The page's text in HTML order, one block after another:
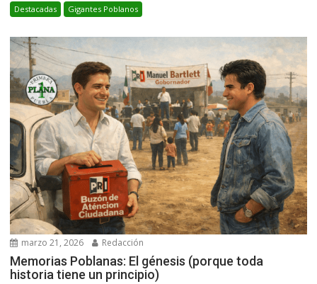
Destacadas Gigantes Poblanos
marzo 21, 2026 Redacción
Memorias Poblanas: El génesis (porque toda
historia tiene un principio)